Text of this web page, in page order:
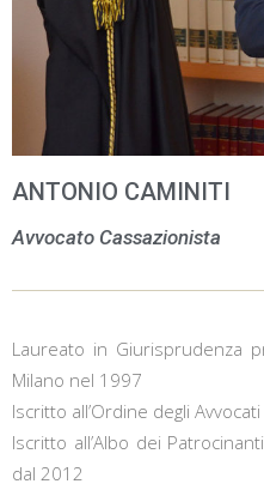
ANTONIO CAMINITI
Avvocato Cassazionista
Laureato in Giurisprudenza
Milano nel 1997
Iscritto all’Ordine degli
Iscritto all’Albo dei
dal 2012